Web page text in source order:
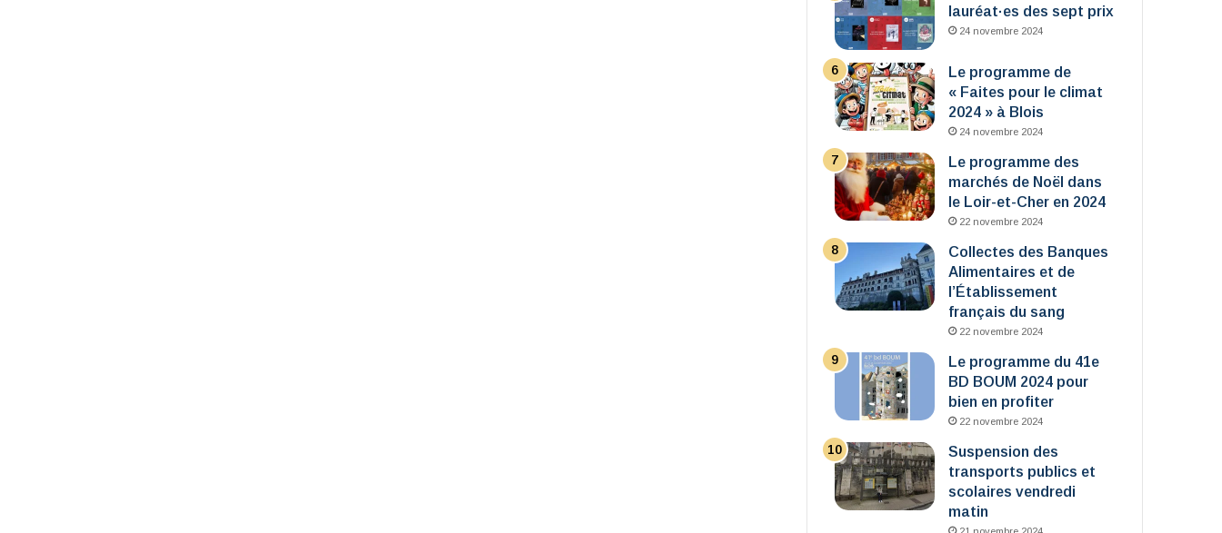
lauréat·es des sept prix
24 novembre 2024
Le programme de
« Faites pour le climat
2024 » à Blois
24 novembre 2024
Le programme des
marchés de Noël dans
le Loir-et-Cher en 2024
22 novembre 2024
Collectes des Banques
Alimentaires et de
l’Établissement
français du sang
22 novembre 2024
Le programme du 41e
BD BOUM 2024 pour
bien en profiter
22 novembre 2024
Suspension des
transports publics et
scolaires vendredi
matin